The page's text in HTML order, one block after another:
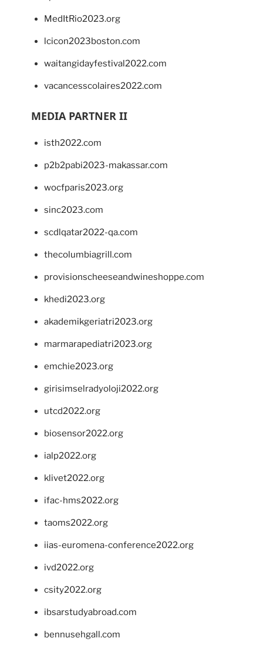
MedItRio2023.org
lcicon2023boston.com
waitangidayfestival2022.com
vacancesscolaires2022.com
MEDIA PARTNER II
isth2022.com
p2b2pabi2023-makassar.com
wocfparis2023.org
sinc2023.com
scdlqatar2022-qa.com
thecolumbiagrill.com
provisionscheeseandwineshoppe.com
khedi2023.org
akademikgeriatri2023.org
marmarapediatri2023.org
emchie2023.org
girisimselradyoloji2022.org
utcd2022.org
biosensor2022.org
ialp2022.org
klivet2022.org
ifac-hms2022.org
taoms2022.org
iias-euromena-conference2022.org
ivd2022.org
csity2022.org
ibsarstudyabroad.com
bennusehgall.com